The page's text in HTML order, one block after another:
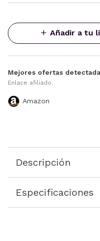
Añadir a tu
Mejores ofertas
Enlace afiliado.
Amazon
Descripción
Especificaciones